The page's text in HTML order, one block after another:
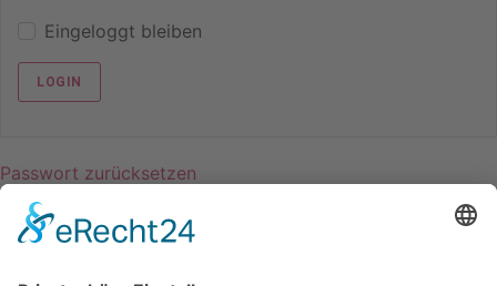
Eingeloggt bleiben
Passwort zurücksetzen
zurück
nach oben